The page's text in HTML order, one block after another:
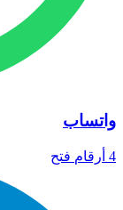
واتساب
4 أرقام فتح